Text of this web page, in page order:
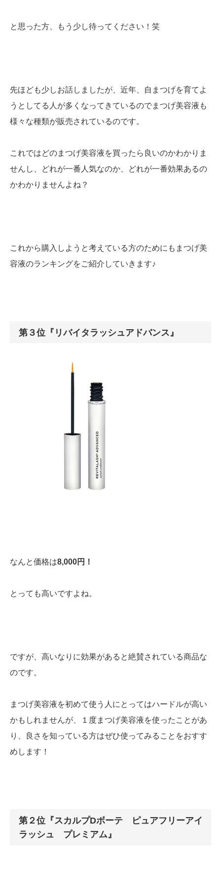
と思った方、もう少し待ってください！笑
先ほども少しお話しましたが、近年、自まつげを育てよ
うとしてる人が多くなってきているのでまつげ美容液も
様々な種類が販売されているのです。
これではどのまつげ美容液を買ったら良いのかわかりま
せんし、どれが一番人気なのか、どれが一番効果あるの
かわかりませんよね？
これから購入しようと考えている方のためにもまつげ美
容液のランキングをご紹介していきます♪
第３位『リバイタラッシュアドバンス』
なんと価格は8,000円！
とっても高いですよね。
ですが、高いなりに効果があると絶賛されている商品な
のです。
まつげ美容液を初めて使う人にとってはハードルが高い
かもしれませんが、１度まつげ美容液を使ったことがあ
り、良さを知っている方はぜひ使ってみることをおすす
めします！
第２位『スカルプDボーテ ピュアフリーアイ
ラッシュ プレミアム』